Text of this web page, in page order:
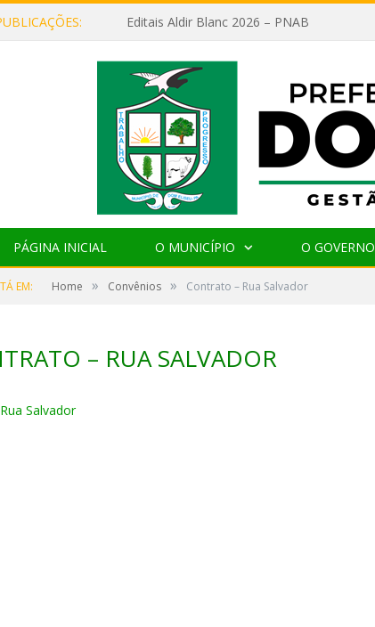
Editais Aldir Blanc 2026 – PNAB
PÁGINA INICIAL O MUNICÍPIO O GOVERNO
EM: Home » Convênios » Contrato – Rua Salvador
– RUA SALVADOR
Salvador